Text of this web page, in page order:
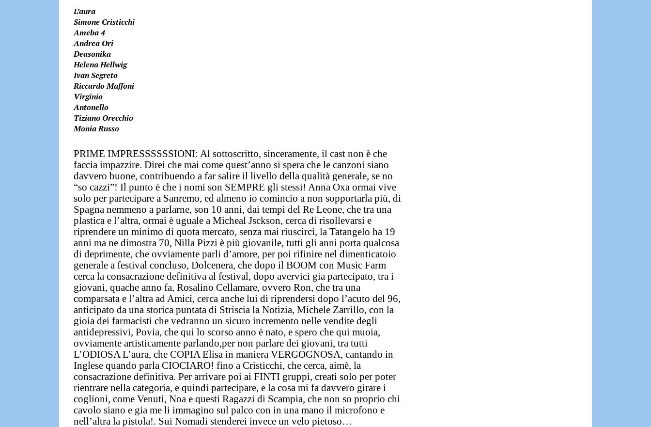
L’aura
Simone Cristicchi
Ameba 4
Andrea Ori
Deasonika
Helena Hellwig
Ivan Segreto
Riccardo Maffoni
Virginio
Antonello
Tiziano Orecchio
Monia Russo
PRIME IMPRESSSSSSIONI: Al sottoscritto, sinceramente, il cast non è che
faccia impazzire. Direi che mai come quest’anno si spera che le canzoni siano
davvero buone, contribuendo a far salire il livello della qualità generale, se no
“so cazzi”! Il punto è che i nomi son SEMPRE gli stessi! Anna Oxa ormai vive
solo per partecipare a Sanremo, ed almeno io comincio a non sopportarla più, di
Spagna nemmeno a parlarne, son 10 anni, dai tempi del Re Leone, che tra una
plastica e l’altra, ormai è uguale a Micheal Jsckson, cerca di risollevarsi e
riprendere un minimo di quota mercato, senza mai riuscirci, la Tatangelo ha 19
anni ma ne dimostra 70, Nilla Pizzi è più giovanile, tutti gli anni porta qualcosa
di deprimente, che ovviamente parli d’amore, per poi rifinire nel dimenticatoio
generale a festival concluso, Dolcenera, che dopo il BOOM con Music Farm
cerca la consacrazione definitiva al festival, dopo avervici gia partecipato, tra i
giovani, quache anno fa, Rosalino Cellamare, ovvero Ron, che tra una
comparsata e l’altra ad Amici, cerca anche lui di riprendersi dopo l’acuto del 96,
anticipato da una storica puntata di Striscia la Notizia, Michele Zarrillo, con la
gioia dei farmacisti che vedranno un sicuro incremento nelle vendite degli
antidepressivi, Povia, che qui lo scorso anno è nato, e spero che qui muoia,
ovviamente artisticamente parlando,per non parlare dei giovani, tra tutti
L’ODIOSA L’aura, che COPIA Elisa in maniera VERGOGNOSA, cantando in
Inglese quando parla CIOCIARO! fino a Cristicchi, che cerca, aimè, la
consacrazione definitiva. Per arrivare poi ai FINTI gruppi, creati solo per poter
rientrare nella categoria, e quindi partecipare, e la cosa mi fa davvero girare i
coglioni, come Venuti, Noa e questi Ragazzi di Scampia, che non so proprio chi
cavolo siano e gia me li immagino sul palco con in una mano il microfono e
nell’altra la pistola!. Sui Nomadi stenderei invece un velo pietoso…